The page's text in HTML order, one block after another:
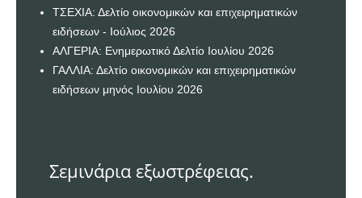
ΤΣΕΧΙΑ: Δελτίο οικονομικών και επιχειρηματικών
ειδήσεων - Ιούλιος 2026
ΑΛΓΕΡΙΑ: Ενημερωτικό Δελτίο Ιουλίου 2026
ΓΑΛΛΙΑ: Δελτίο οικονομικών και επιχειρηματικών
ειδήσεων μηνός Ιουλίου 2026
Σεμινάρια εξωστρέφειας.